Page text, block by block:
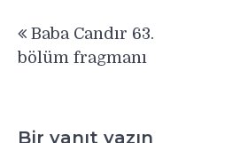
gezinmesi
Baba Candır 63.
bölüm fragmanı
Bir yanıt yazın